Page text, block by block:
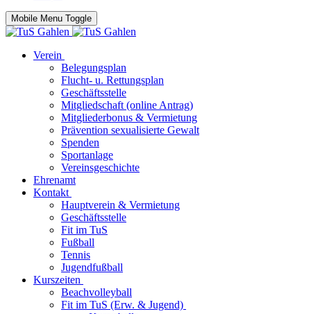
Mobile Menu Toggle
Verein
Belegungsplan
Flucht- u. Rettungsplan
Geschäftsstelle
Mitgliedschaft (online Antrag)
Mitgliederbonus & Vermietung
Prävention sexualisierte Gewalt
Spenden
Sportanlage
Vereinsgeschichte
Ehrenamt
Kontakt
Hauptverein & Vermietung
Geschäftsstelle
Fit im TuS
Fußball
Tennis
Jugendfußball
Kurszeiten
Beachvolleyball
Fit im TuS (Erw. & Jugend)